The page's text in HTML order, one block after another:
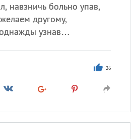
навзничь больно упав,
другому,
узнав…
26